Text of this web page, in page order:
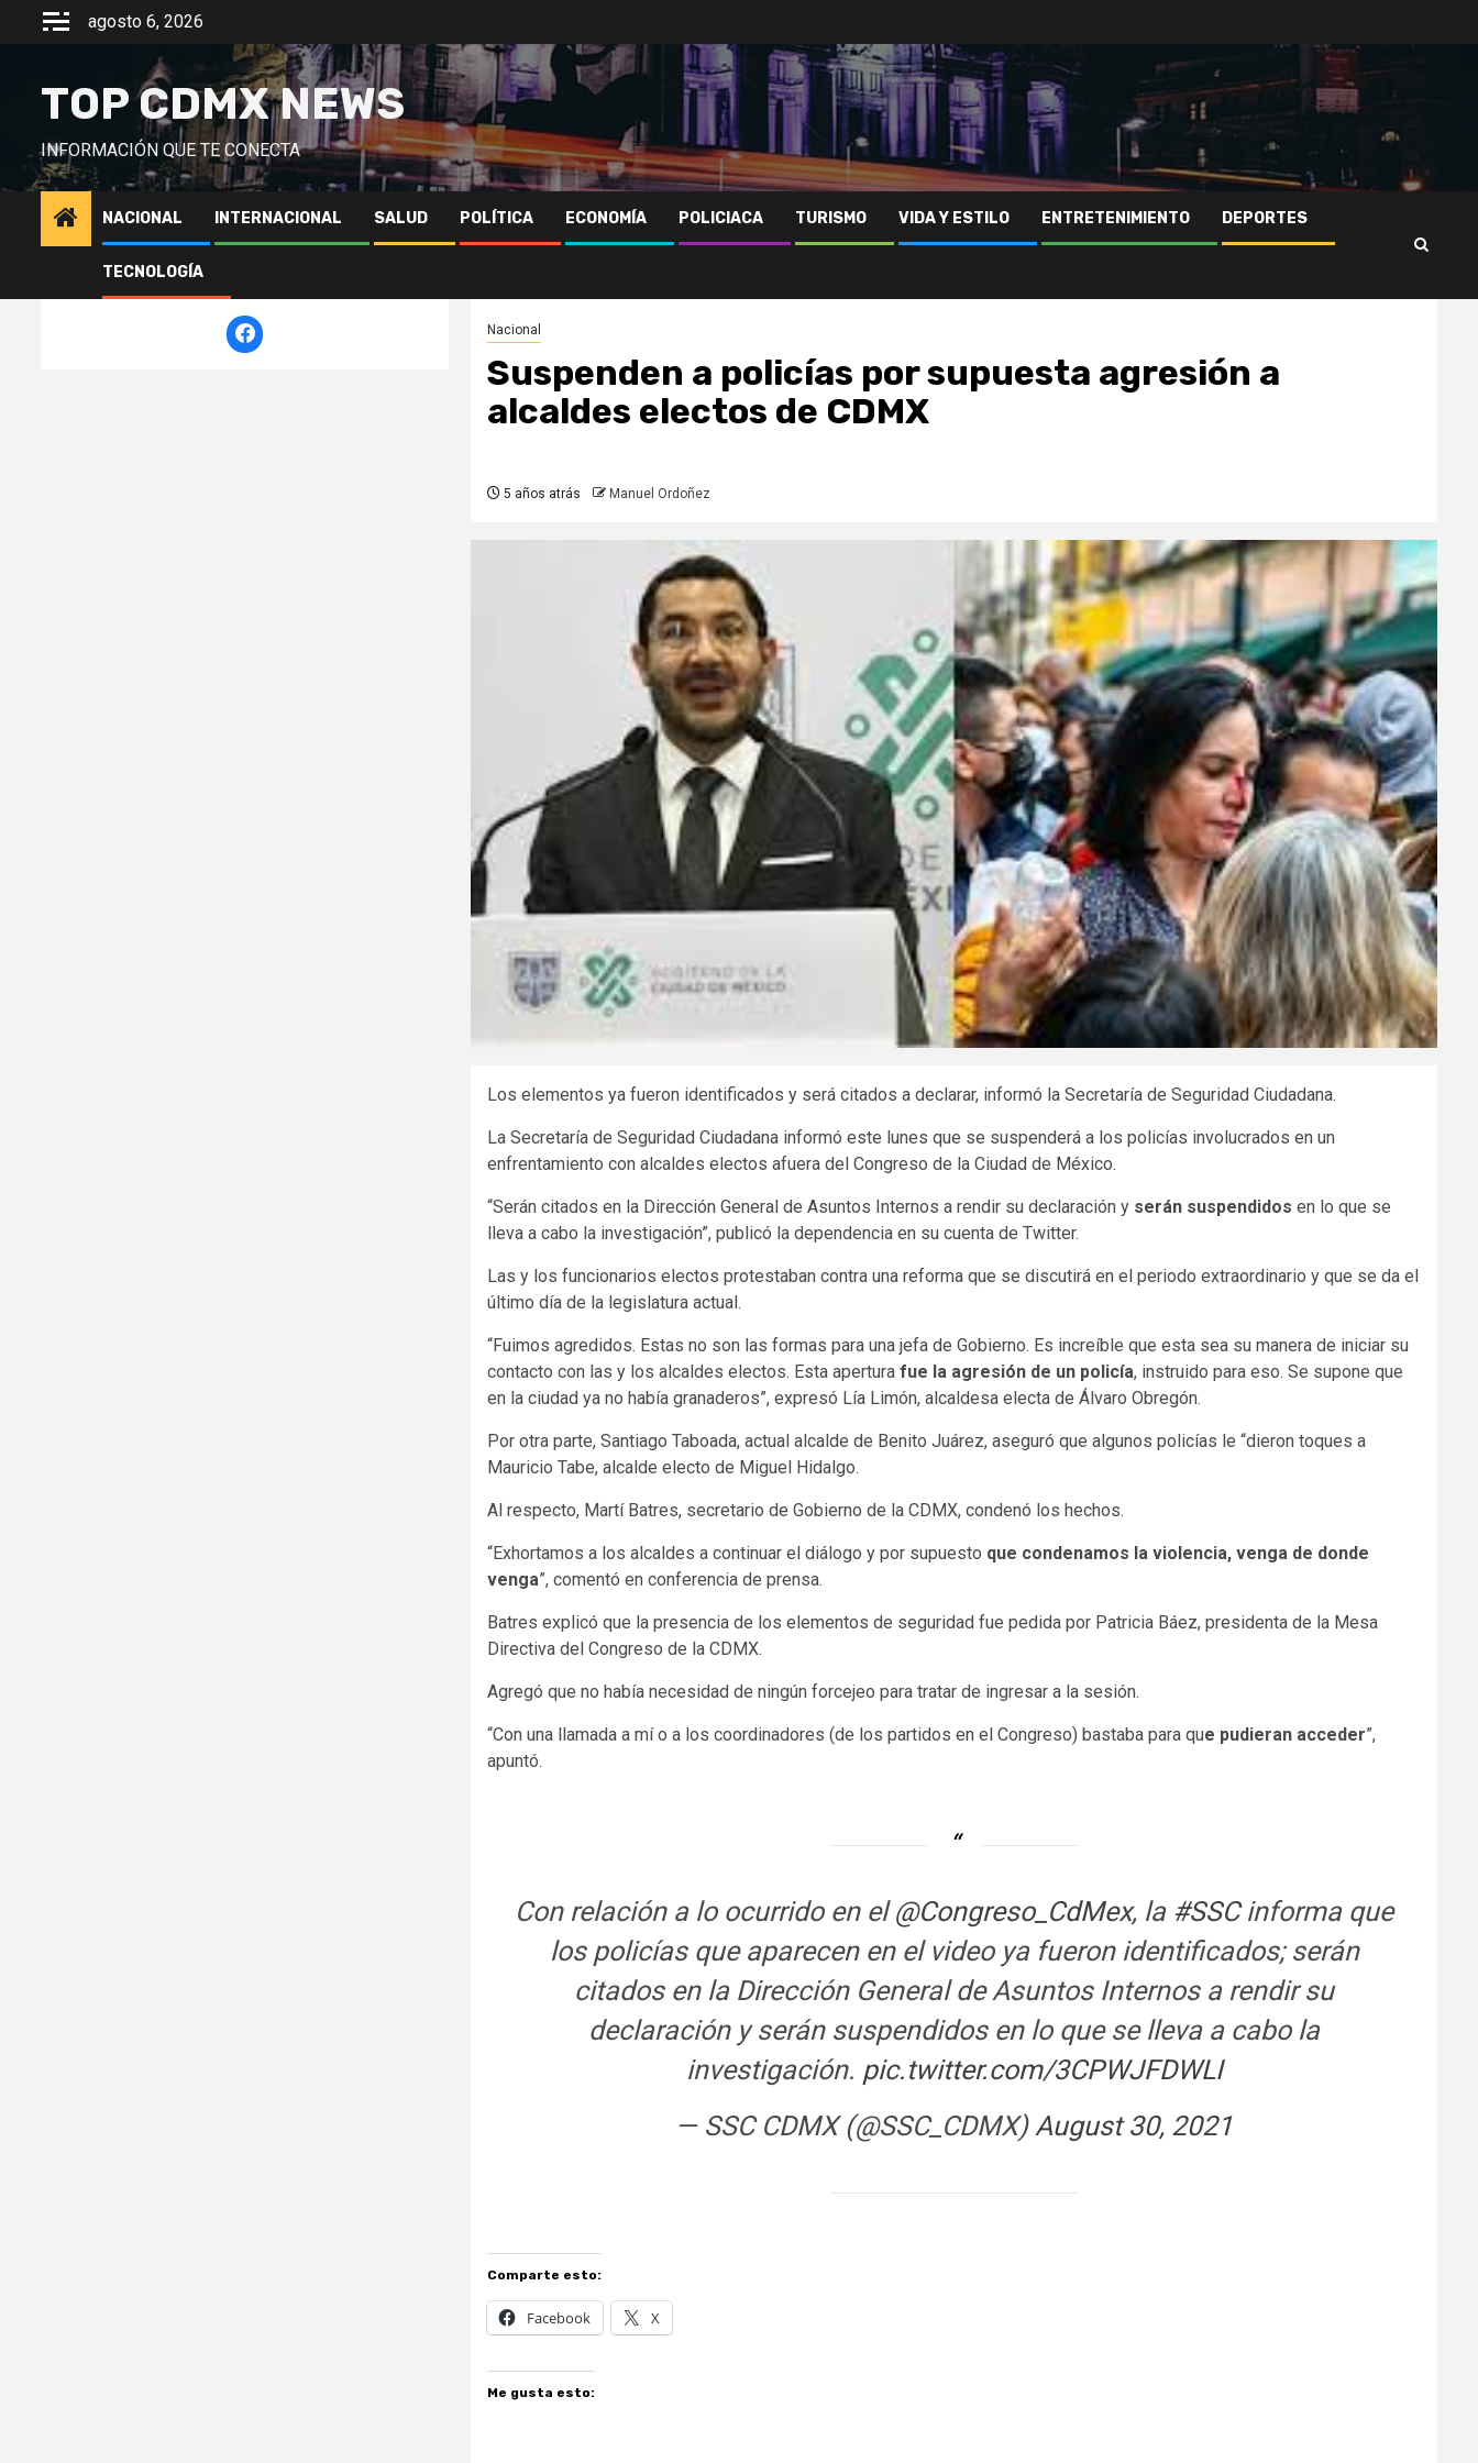
agosto 6, 2026
TOP CDMX NEWS
INFORMACIÓN QUE TE CONECTA
NACIONAL INTERNACIONAL SALUD POLÍTICA ECONOMÍA POLICIACA TURISMO VIDA Y ESTILO ENTRETENIMIENTO DEPORTES
TECNOLOGÍA
Nacional
Suspenden a policías por supuesta agresión a
alcaldes electos de CDMX
5 años atrás Manuel Ordoñez
Los elementos ya fueron identificados y será citados a declarar, informó la Secretaría de Seguridad Ciudadana.
La Secretaría de Seguridad Ciudadana informó este lunes que se suspenderá a los policías involucrados en un
enfrentamiento con alcaldes electos afuera del Congreso de la Ciudad de México.
“Serán citados en la Dirección General de Asuntos Internos a rendir su declaración y serán suspendidos en lo que se
lleva a cabo la investigación”, publicó la dependencia en su cuenta de Twitter.
Las y los funcionarios electos protestaban contra una reforma que se discutirá en el periodo extraordinario y que se da el
último día de la legislatura actual.
“Fuimos agredidos. Estas no son las formas para una jefa de Gobierno. Es increíble que esta sea su manera de iniciar su
contacto con las y los alcaldes electos. Esta apertura fue la agresión de un policía, instruido para eso. Se supone que
en la ciudad ya no había granaderos”, expresó Lía Limón, alcaldesa electa de Álvaro Obregón.
Por otra parte, Santiago Taboada, actual alcalde de Benito Juárez, aseguró que algunos policías le “dieron toques a
Mauricio Tabe, alcalde electo de Miguel Hidalgo.
Al respecto, Martí Batres, secretario de Gobierno de la CDMX, condenó los hechos.
“Exhortamos a los alcaldes a continuar el diálogo y por supuesto que condenamos la violencia, venga de donde
venga”, comentó en conferencia de prensa.
Batres explicó que la presencia de los elementos de seguridad fue pedida por Patricia Báez, presidenta de la Mesa
Directiva del Congreso de la CDMX.
Agregó que no había necesidad de ningún forcejeo para tratar de ingresar a la sesión.
“Con una llamada a mí o a los coordinadores (de los partidos en el Congreso) bastaba para que pudieran acceder”,
apuntó.
Con relación a lo ocurrido en el@Congreso_CdMex, la #SSCinforma que
los policías que aparecen en el video ya fueron identificados; serán
citados en la Dirección General de Asuntos Internos a rendir su
declaración y serán suspendidos en lo que se lleva a cabo la
investigación. pic.twitter.com/3CPWJFDWLI
— SSC CDMX (@SSC_CDMX)August 30, 2021
Comparte esto:
Facebook X
Me gusta esto: